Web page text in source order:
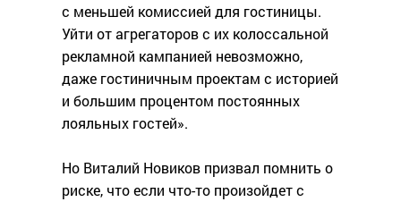
с меньшей комиссией для гостиницы.
Уйти от агрегаторов с их колоссальной
рекламной кампанией невозможно,
даже гостиничным проектам с историей
и большим процентом постоянных
лояльных гостей».
Но Виталий Новиков призвал помнить о
риске, что если что-то произойдет с